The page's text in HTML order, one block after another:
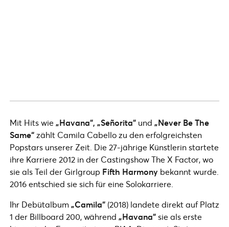
Mit Hits wie„Havana“, „Señorita“ und „Never Be The
Same“zählt Camila Cabello zu den erfolgreichsten
Popstars unserer Zeit. Die 27-jährige Künstlerin startete
ihre Karriere 2012 in der Castingshow The X Factor, wo
sie als Teil der Girlgroup Fifth Harmony bekannt wurde.
2016 entschied sie sich für eine Solokarriere.
Ihr Debütalbum„Camila“ (2018) landete direkt auf Platz
1 der Billboard 200, während „Havana“sie als erste